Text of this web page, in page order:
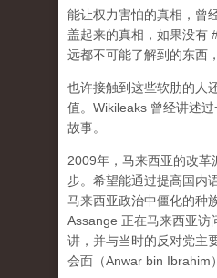
能让权力害怕的真相，曾
盖起来的真相，如果没有
远都不可能了解到的东西
也许接触到这些软肋的人
值。Wikileaks 曾经讲述
故事。
2009年，马来西亚的改革
步。希望能通过提高国内
马来西亚政治中僵化的种
Assange 正在马来西亚访
讲，并与当时的反对党主
会面（Anwar bin Ibrahim